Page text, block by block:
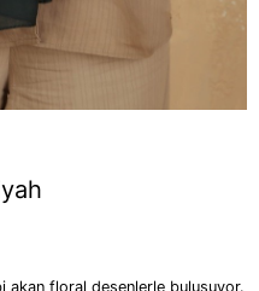
akan floral desenlerle buluşuyor.